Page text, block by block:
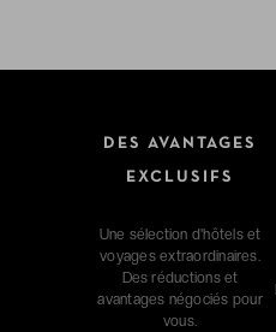
DES AVANTAGES
EXCLUSIFS
Une sélection d'hôtels et
voyages extraordinaires.
Des réductions et
avantages négociés pour
vous.